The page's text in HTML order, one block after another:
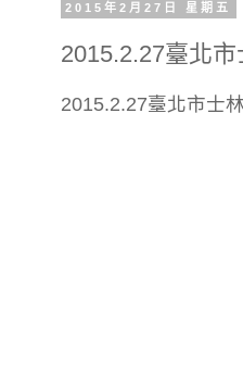
2015年2月27日 星期五
2015.2.27臺北
2015.2.27臺北市士